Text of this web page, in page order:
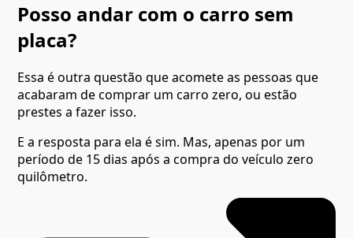
Posso andar com o carro sem
placa?
Essa é outra questão que acomete as pessoas que
acabaram de comprar um carro zero, ou estão
prestes a fazer isso.
E a resposta para ela é sim. Mas, apenas por um
período de 15 dias após a compra do veículo zero
quilômetro.